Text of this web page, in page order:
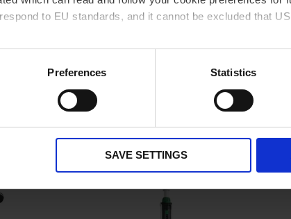
to EU standards, and it cannot be excluded that
and the use of your personal data please visit our
Preferences Statistics
SAVE SETTINGS
disponible en stock pronto disponible
clientes también
ACCIÓN HASTA EL 30.09.2026